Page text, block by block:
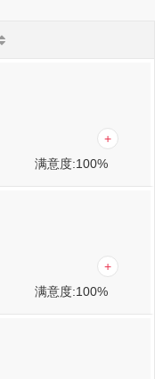
满意度:100%
满意度:100%